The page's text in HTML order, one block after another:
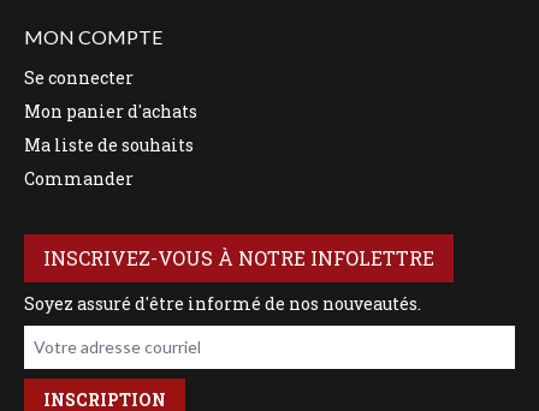
MON COMPTE
Se connecter
Mon panier d'achats
Ma liste de souhaits
Commander
INSCRIVEZ-VOUS À NOTRE INFOLETTRE
Soyez assuré d'être informé de nos nouveautés.
Votre adresse courriel